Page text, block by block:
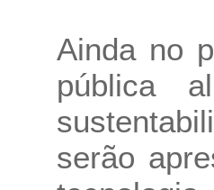
Ainda no
pública
serão